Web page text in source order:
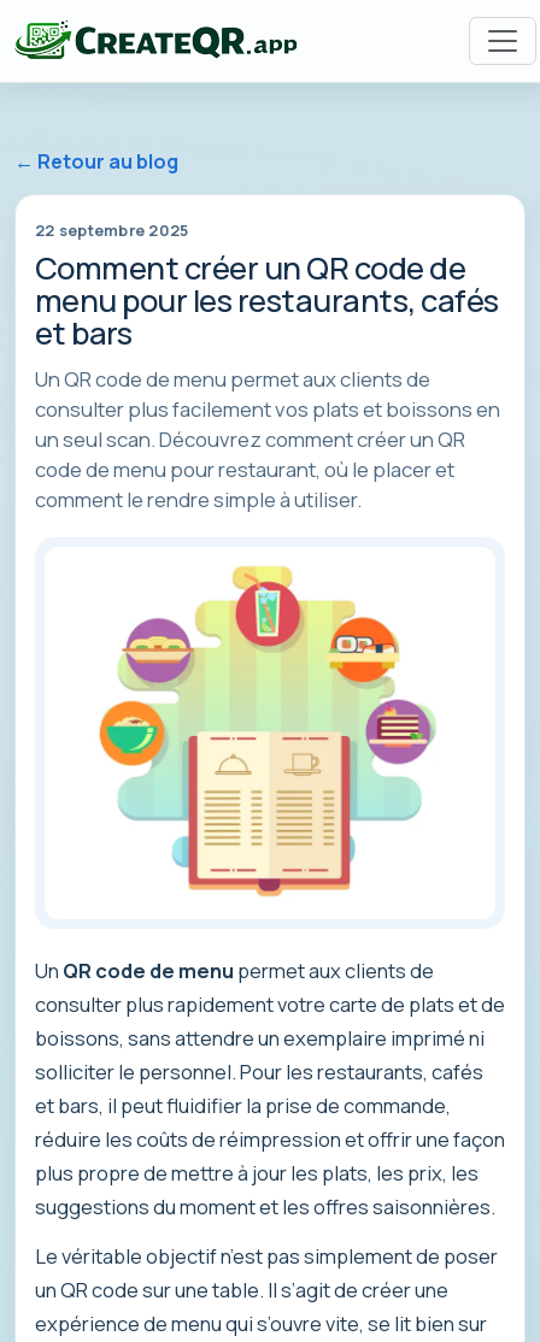
← Retour au blog
22 septembre 2025
Comment créer un QR code de
menu pour les restaurants, cafés
et bars
Un QR code de menu permet aux clients de
consulter plus facilement vos plats et boissons en
un seul scan. Découvrez comment créer un QR
code de menu pour restaurant, où le placer et
comment le rendre simple à utiliser.
Un QR code de menu permet aux clients de
consulter plus rapidement votre carte de plats et de
boissons, sans attendre un exemplaire imprimé ni
solliciter le personnel. Pour les restaurants, cafés
et bars, il peut fluidifier la prise de commande,
réduire les coûts de réimpression et offrir une façon
plus propre de mettre à jour les plats, les prix, les
suggestions du moment et les offres saisonnières.
Le véritable objectif n’est pas simplement de poser
un QR code sur une table. Il s’agit de créer une
expérience de menu qui s’ouvre vite, se lit bien sur